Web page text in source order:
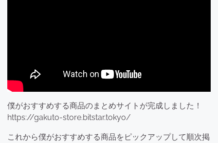
僕がおすすめする商品のまとめサイトが完成しました！
https://gakuto-store.bitstar.tokyo/
これから僕がおすすめする商品をピックアップして順次掲